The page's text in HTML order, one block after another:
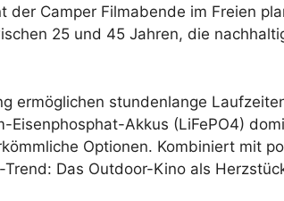
der Camper Filmabende im Freien
25 und 45 Jahren, die
ermöglichen stundenlange
Eisenphosphat-Akkus (LiFePO4)
Optionen. Kombiniert mit
Das Outdoor-Kino als